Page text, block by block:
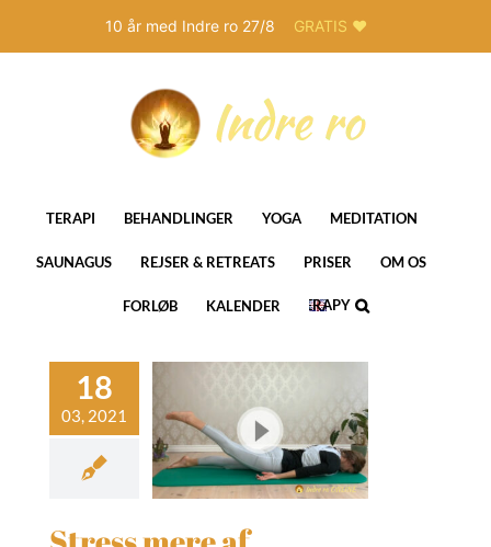
10 år med Indre ro 27/8 GRATIS ❤️
TERAPI BEHANDLINGER YOGA MEDITATION
SAUNAGUS REJSER & RETREATS PRISER OM OS
FORLØB KALENDER
THERAPY
mere af
Hatha yoga
Videoer